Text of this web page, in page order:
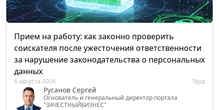
Прием на работу: как законно проверить
соискателя после ужесточения ответственности
за нарушение законодательства о персональных
данных
6 августа 2026 Труд
Русанов Сергей
Основатель и генеральный директор портала
"ЗАЧЕСТНЫЙБИЗНЕС"